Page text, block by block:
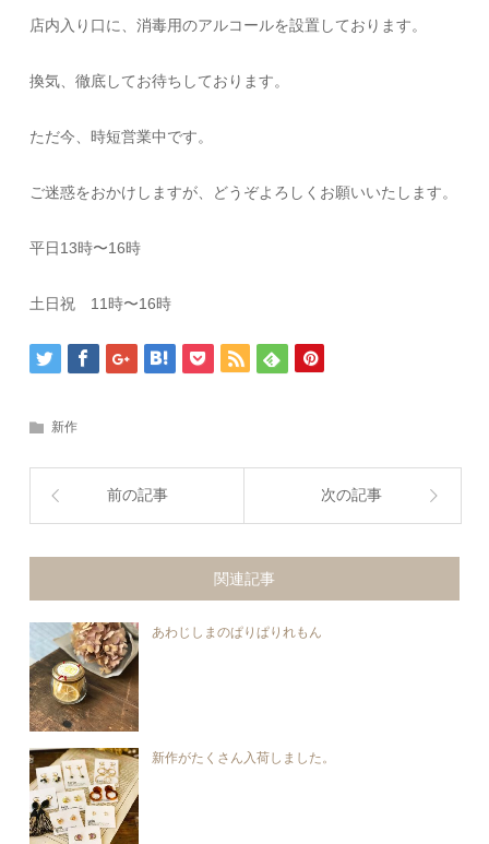
店内入り口に、消毒用のアルコールを設置しております。
換気、徹底してお待ちしております。
ただ今、時短営業中です。
ご迷惑をおかけしますが、どうぞよろしくお願いいたします。
平日13時〜16時
土日祝 11時〜16時
新作
前の記事 次の記事
関連記事
あわじしまのぱりぱりれもん
新作がたくさん入荷しました。